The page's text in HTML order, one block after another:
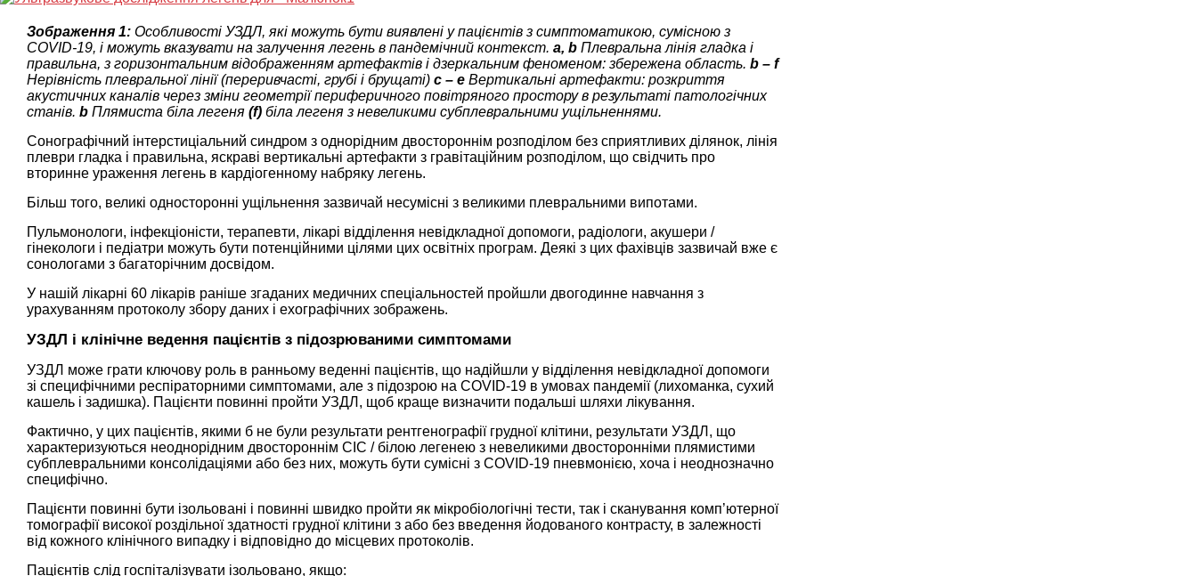
Зображення 1: Особливості УЗДЛ, які можуть бути виявлені у пацієнтів з симптоматикою, сумісною з
COVID-19, і можуть вказувати на залучення легень в пандемічний контекст. a, b Плевральна лінія гладка і
правильна, з горизонтальним відображенням артефактів і дзеркальним феноменом: збережена область. b – f
Нерівність плевральної лінії (переривчасті, грубі і брущаті) c – e Вертикальні артефакти: розкриття
акустичних каналів через зміни геометрії периферичного повітряного простору в результаті патологічних
станів. b Плямиста біла легеня (f) біла легеня з невеликими субплевральними ущільненнями.
Сонографічний інтерстиціальний синдром з однорідним двостороннім розподілом без сприятливих ділянок, лінія
плеври гладка і правильна, яскраві вертикальні артефакти з гравітаційним розподілом, що свідчить про
вторинне ураження легень в кардіогенному набряку легень.
Більш того, великі односторонні ущільнення зазвичай несумісні з великими плевральними випотами.
Пульмонологи, інфекціоністи, терапевти, лікарі відділення невідкладної допомоги, радіологи, акушери /
гінекологи і педіатри можуть бути потенційними цілями цих освітніх програм. Деякі з цих фахівців зазвичай вже є
сонологами з багаторічним досвідом.
У нашій лікарні 60 лікарів раніше згаданих медичних спеціальностей пройшли двогодинне навчання з
урахуванням протоколу збору даних і ехографічних зображень.
УЗДЛ і клінічне ведення пацієнтів з підозрюваними симптомами
УЗДЛ може грати ключову роль в ранньому веденні пацієнтів, що надійшли у відділення невідкладної допомоги
зі специфічними респіраторними симптомами, але з підозрою на COVID-19 в умовах пандемії (лихоманка, сухий
кашель і задишка). Пацієнти повинні пройти УЗДЛ, щоб краще визначити подальші шляхи лікування.
Фактично, у цих пацієнтів, якими б не були результати рентгенографії грудної клітини, результати УЗДЛ, що
характеризуються неоднорідним двостороннім СІС / білою легенею з невеликими двосторонніми плямистими
субплевральними консолідаціями або без них, можуть бути сумісні з COVID-19 пневмонією, хоча і неоднозначно
специфічно.
Пацієнти повинні бути ізольовані і повинні швидко пройти як мікробіологічні тести, так і сканування комп’ютерної
томографії високої роздільної здатності грудної клітини з або без введення йодованого контрасту, в залежності
від кожного клінічного випадку і відповідно до місцевих протоколів.
Пацієнтів слід госпіталізувати ізольовано, якщо: